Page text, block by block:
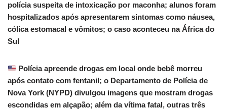
polícia suspeita de intoxicação por maconha; alunos foram
hospitalizados após apresentarem sintomas como náusea,
cólica estomacal e vômitos; o caso aconteceu na África do
Sul
Polícia apreende drogas em local onde bebê morreu
após contato com fentanil; o Departamento de Polícia de
Nova York (NYPD) divulgou imagens que mostram drogas
escondidas em alçapão; além da vítima fatal, outras três